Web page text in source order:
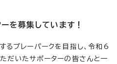
を募集しています！
プレーパークを目指し、令和6
だいたサポーターの皆さんと一